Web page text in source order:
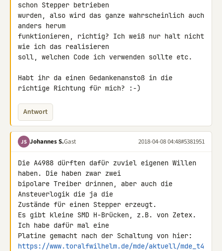
schon Stepper betrieben
wurden, also wird das ganze wahrscheinlich auch
anders herum
funktionieren, richtig? Ich weiß nur halt nicht
wie ich das realisieren
soll, welchen Code ich verwenden sollte etc.
Habt ihr da einen Gedankenanstoß in die
richtige Richtung für mich? :-)
Antwort
JS Johannes S.Gast 2018-04-08 04:48#5381951
Die A4988 dürften dafür zuviel eigenen Willen
haben. Die haben zwar zwei
bipolare Treiber drinnen, aber auch die
Ansteuerlogik die ja die
Zustände für einen Stepper erzeugt.
Es gibt kleine SMD H-Brücken, z.B. von Zetex.
Ich habe dafür mal eine
https://www.toralfwilhelm.de/mde/aktuell/mde_t4